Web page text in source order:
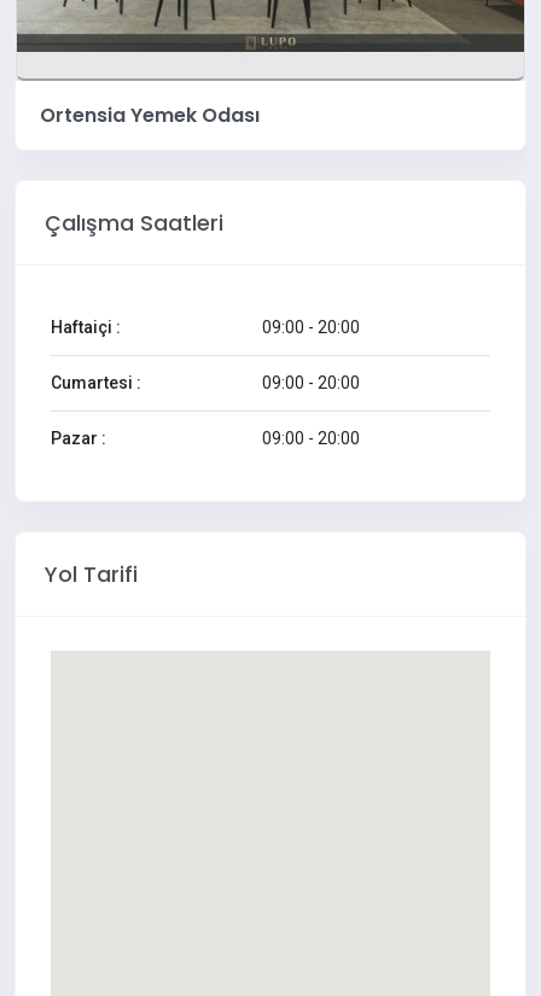
Ortensia Yemek Odası
Çalışma Saatleri
Haftaiçi : 09:00 - 20:00
Cumartesi : 09:00 - 20:00
Pazar : 09:00 - 20:00
Yol Tarifi